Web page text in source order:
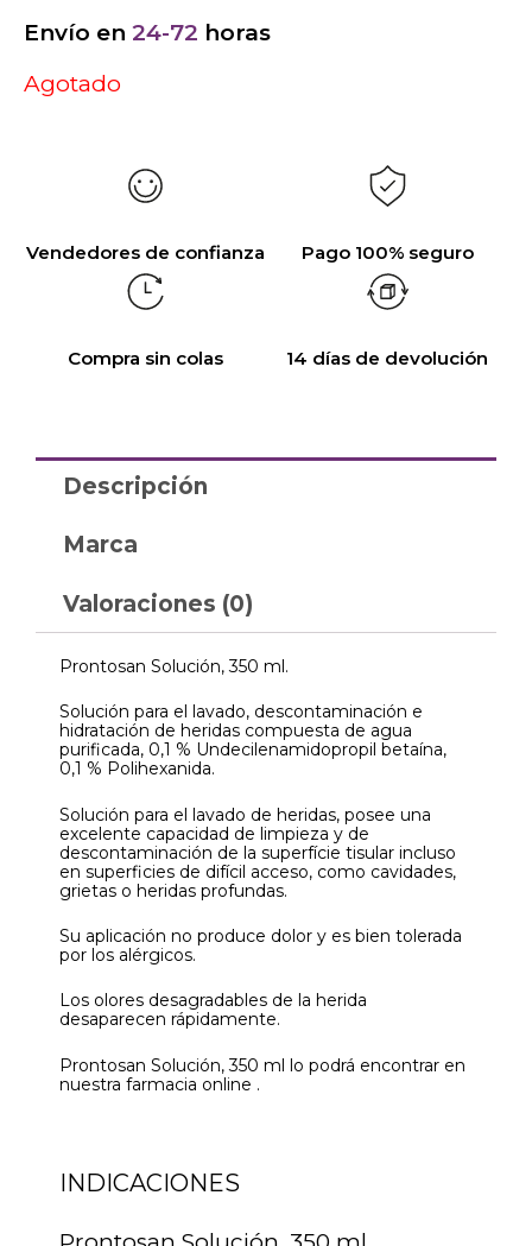
Envío en 24-72 horas
Agotado
Vendedores de confianza Pago 100% seguro
Compra sin colas 14 días de devolución
Descripción
Marca
Valoraciones (0)
Prontosan Solución, 350 ml.
Solución para el lavado, descontaminación e
hidratación de heridas compuesta de agua
purificada, 0,1 % Undecilenamidopropil betaína,
0,1 % Polihexanida.
Solución para el lavado de heridas, posee una
excelente capacidad de limpieza y de
descontaminación de la superfície tisular incluso
en superficies de difícil acceso, como cavidades,
grietas o heridas profundas.
Su aplicación no produce dolor y es bien tolerada
por los alérgicos.
Los olores desagradables de la herida
desaparecen rápidamente.
Prontosan Solución, 350 ml lo podrá encontrar en
nuestra farmacia online .
INDICACIONES